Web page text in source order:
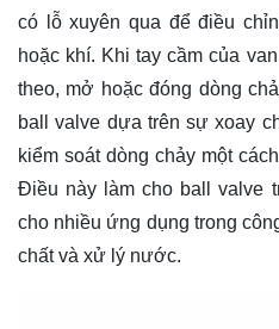
có lỗ xuyên qua để điều
hoặc khí. Khi tay cầm của
theo, mở hoặc đóng dòng
ball valve dựa trên sự xoay
kiểm soát dòng chảy một
Điều này làm cho ball valve
cho nhiều ứng dụng trong
chất và xử lý nước.